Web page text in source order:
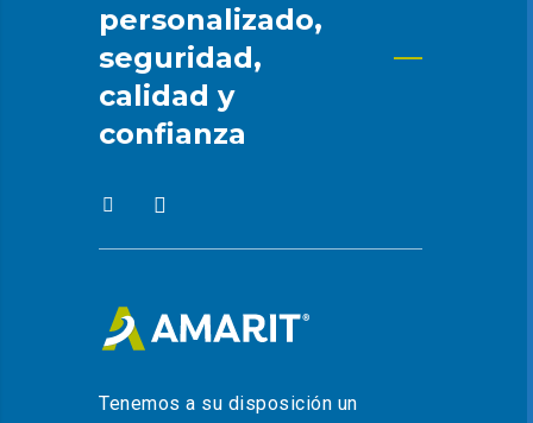
personalizado,
seguridad,
calidad y
confianza
Tenemos a su disposición un